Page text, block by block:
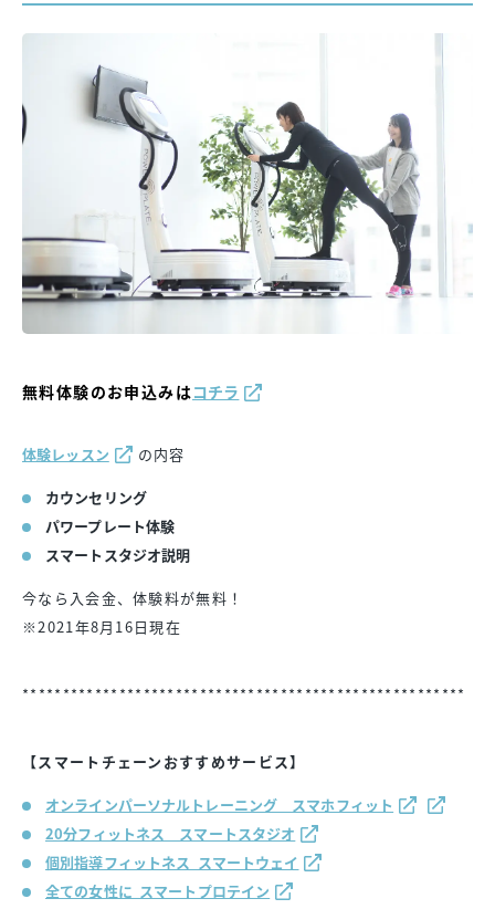
無料体験のお申込みはコチラ
体験レッスン の内容
カウンセリング
パワープレート体験
スマートスタジオ説明
今なら入会金、体験料が無料！
※2021年8月16日現在
*******************************************************
【スマートチェーンおすすめサービス】
オンラインパーソナルトレーニング スマホフィット
20分フィットネス スマートスタジオ
個別指導フィットネス スマートウェイ
全ての女性に スマートプロテイン